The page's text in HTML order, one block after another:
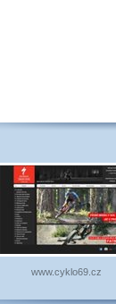
www.cyklo69.cz